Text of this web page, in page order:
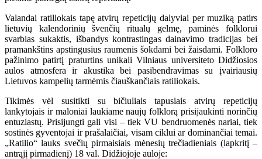
Valandai ratiliokais tapę atvirų repeticijų dalyviai per muziką patirs
lietuvių kalendorinių švenčių ritualų gelmę, paminės folklorui
svarbias sukaktis, išbandys kontrastingas dainavimo tradicijas bei
pramankštins apstingusius raumenis šokdami bei žaisdami. Folkloro
pažinimo patirtį praturtins unikali Vilniaus universiteto Didžiosios
aulos atmosfera ir akustika bei pasibendravimas su įvairiausių
Lietuvos kampelių tarmėmis čiauškančiais ratiliokais.
Tikimės vėl susitikti su bičiuliais tapusiais atvirų repeticijų
lankytojais ir maloniai laukiame naujų folklorą prisijaukinti norinčių
entuziastų. Prisijungti gali visi – tiek VU bendruomenės nariai, tiek
sostinės gyventojai ir prašalaičiai, visam ciklui ar dominančiai temai.
„Ratilio“ lauks svečių pirmaisiais mėnesių trečiadieniais (lapkritį –
antrąjį pirmadienį) 18 val. Didžiojoje auloje: